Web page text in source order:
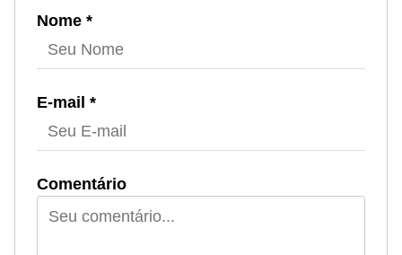
Nome *
E-mail *
Comentário